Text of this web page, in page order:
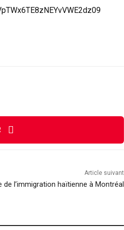
Article suivant
de l’immigration haïtienne à Montréal